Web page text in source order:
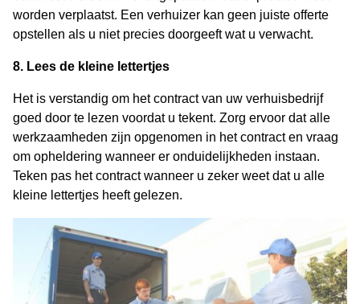
worden verplaatst. Een verhuizer kan geen juiste offerte
opstellen als u niet precies doorgeeft wat u verwacht.
8. Lees de kleine lettertjes
Het is verstandig om het contract van uw verhuisbedrijf
goed door te lezen voordat u tekent. Zorg ervoor dat alle
werkzaamheden zijn opgenomen in het contract en vraag
om opheldering wanneer er onduidelijkheden instaan.
Teken pas het contract wanneer u zeker weet dat u alle
kleine lettertjes heeft gelezen.